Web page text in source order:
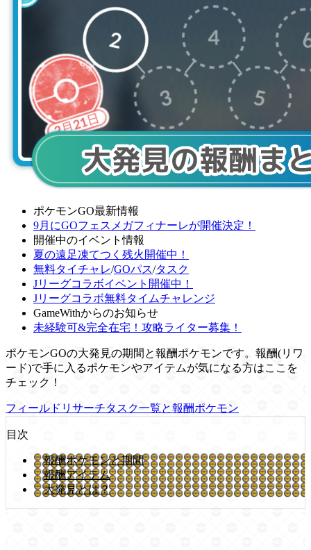
ポケモンGO最新情報
9月にGOフェスメガフィナーレが開催決定！
開催中のイベント情報
夏の遠足凍てつく残火開催中！
無料タイチャレ/GOパス/タスク
Jリーグコラボイベント開催中！
Jリーグコラボ無料タイムチャレンジ
GameWithからのお知らせ
未経験可&完全在宅！攻略ライター募集！
ポケモンGOの大発見の期間と報酬ポケモンです。報酬(リワ
ード)で手に入るポケモンやアイテムが気になる方はここを
チェック！
フィールドリサーチタスク一覧と報酬ポケモン
目次
報酬ポケモンと期間
報酬アイテム
大発見とは？